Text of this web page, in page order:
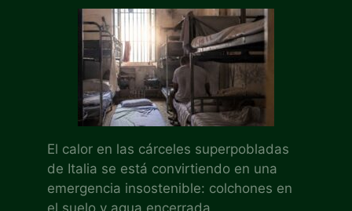
El calor en las cárceles superpobladas
de Italia se está convirtiendo en una
emergencia insostenible: colchones en
el suelo y agua encerrada